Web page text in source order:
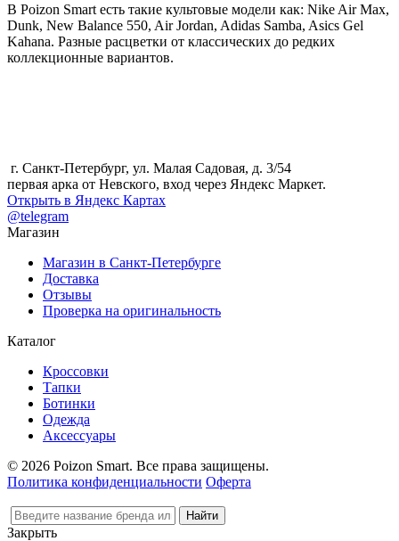
В Poizon Smart есть такие культовые модели как: Nike Air Max,
Dunk, New Balance 550, Air Jordan, Adidas Samba, Asics Gel
Kahana. Разные расцветки от классических до редких
коллекционные вариантов.
г. Санкт-Петербург, ул. Малая Садовая, д. 3/54
первая арка от Невского, вход через Яндекс Маркет.
Открыть в Яндекс Картах
@telegram
Магазин
Магазин в Санкт-Петербурге
Доставка
Отзывы
Проверка на оригинальность
Каталог
Кроссовки
Тапки
Ботинки
Одежда
Аксессуары
© 2026 Poizon Smart. Все права защищены.
Политика конфиденциальности Оферта
Закрыть